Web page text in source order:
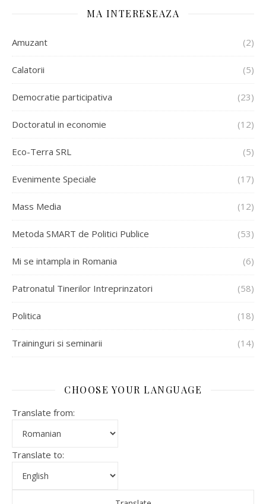
MA INTERESEAZA
Amuzant (2)
Calatorii (5)
Democratie participativa (23)
Doctoratul in economie (12)
Eco-Terra SRL (5)
Evenimente Speciale (17)
Mass Media (12)
Metoda SMART de Politici Publice (53)
Mi se intampla in Romania (6)
Patronatul Tinerilor Intreprinzatori (58)
Politica (18)
Traininguri si seminarii (14)
CHOOSE YOUR LANGUAGE
Translate from:
Translate to: